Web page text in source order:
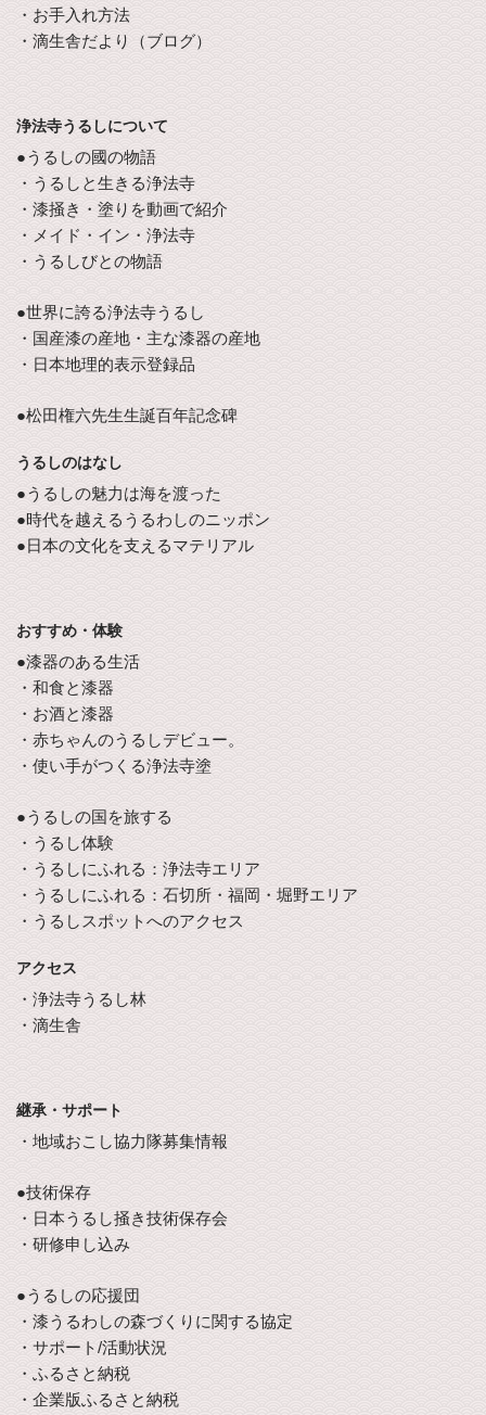
・お手入れ方法
・滴生舎だより（ブログ）
浄法寺うるしについて
●うるしの國の物語
・うるしと生きる浄法寺
・漆掻き・塗りを動画で紹介
・メイド・イン・浄法寺
・うるしびとの物語
●世界に誇る浄法寺うるし
・国産漆の産地・主な漆器の産地
・日本地理的表示登録品
●松田権六先生生誕百年記念碑
うるしのはなし
●うるしの魅力は海を渡った
●時代を越えるうるわしのニッポン
●日本の文化を支えるマテリアル
おすすめ・体験
●漆器のある生活
・和食と漆器
・お酒と漆器
・赤ちゃんのうるしデビュー。
・使い手がつくる浄法寺塗
●うるしの国を旅する
・うるし体験
・うるしにふれる：浄法寺エリア
・うるしにふれる：石切所・福岡・堀野エリア
・うるしスポットへのアクセス
アクセス
・浄法寺うるし林
・滴生舎
継承・サポート
・地域おこし協力隊募集情報
●技術保存
・日本うるし掻き技術保存会
・研修申し込み
●うるしの応援団
・漆うるわしの森づくりに関する協定
・サポート/活動状況
・ふるさと納税
・企業版ふるさと納税